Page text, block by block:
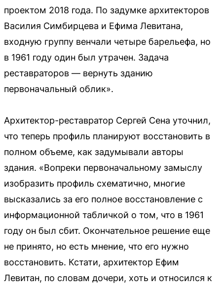
проектом 2018 года. По задумке архитекторов
Василия Симбирцева и Ефима Левитана,
входную группу венчали четыре барельефа, но
в 1961 году один был утрачен. Задача
реставраторов — вернуть зданию
первоначальный облик».
Архитектор-реставратор Сергей Сена уточнил,
что теперь профиль планируют восстановить в
полном объеме, как задумывали авторы
здания. «Вопреки первоначальному замыслу
изобразить профиль схематично, многие
высказались за его полное восстановление с
информационной табличкой о том, что в 1961
году он был сбит. Окончательное решение еще
не принято, но есть мнение, что его нужно
восстановить. Кстати, архитектор Ефим
Левитан, по словам дочери, хоть и относился к